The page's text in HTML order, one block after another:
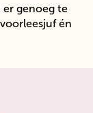
er genoeg te
én